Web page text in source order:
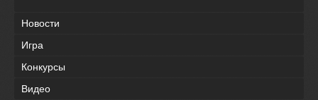
Новости
Игра
Конкурсы
Видео